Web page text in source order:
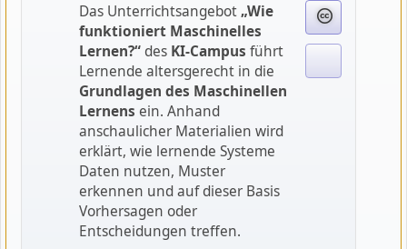
Das Unterrichtsangebot„Wie
funktioniert Maschinelles
Lernen?“des KI‑Campus führt
Lernende altersgerecht in die
Grundlagen des Maschinellen
Lernens ein. Anhand
anschaulicher Materialien wird
erklärt, wie lernende Systeme
Daten nutzen, Muster
erkennen und auf dieser Basis
Vorhersagen oder
Entscheidungen treffen.